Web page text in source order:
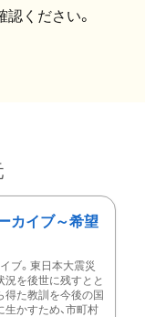
認ください。
カイブ～希望
ブ。東日本大震災
況を後世に残すとと
得た教訓を今後の国
生かすため、市町村